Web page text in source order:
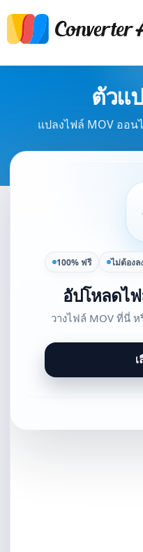
ตัวแ
แปลงไฟล์ MOV ออ
100% ฟรี ไม่ต้องล
อัปโหลดไ
วางไฟล์ MOV ที่นี่